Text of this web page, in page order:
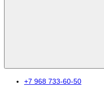
+7 968 733-60-50